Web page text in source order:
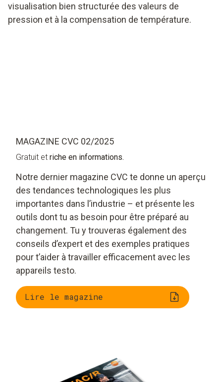
visualisation bien structurée des valeurs de
pression et à la compensation de température.
MAGAZINE CVC 02/2025
Gratuit et riche en informations.
Notre dernier magazine CVC te donne un aperçu
des tendances technologiques les plus
importantes dans l’industrie – et présente les
outils dont tu as besoin pour être préparé au
changement. Tu y trouveras également des
conseils d’expert et des exemples pratiques
pour t’aider à travailler efficacement avec les
appareils testo.
Lire le magazine
Tour d’horizon des
L’IA et